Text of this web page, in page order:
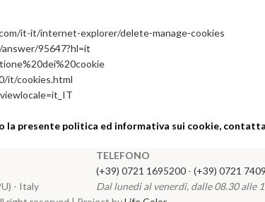
it-it/internet-explorer/delete-manage-cookies
95647?hl=it
it/cookies.html
la presente politica ed informativa sui cookie,
- Italy
TELEFONO
(+39) 0721 1695200 -(+39) 0721
Dal lunedi al venerdi, dalle 08.30 alle